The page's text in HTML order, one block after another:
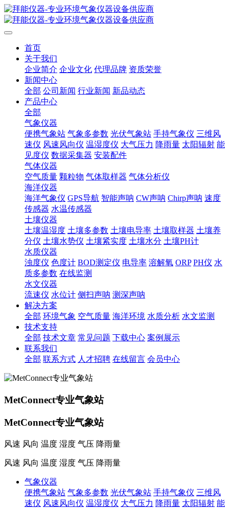
首页
关于我们
企业简介 企业文化 代理品牌 资质荣誉
新闻中心
全部 公司新闻 行业新闻 新品动态
产品中心
全部
气象仪器
便携气象站 气象多参数 光伏气象站 手持气象仪 三维风
速仪 风速风向仪 温湿度仪 大气压力 降雨量 太阳辐射 能
见度仪 数据采集器 安装配件
气体仪器
空气质量 颗粒物 气体取样器 气体分析仪
海洋仪器
海洋气象仪 GPS导航 智能声呐 CW声呐 Chirp声呐 速度
传感器 水温传感器
土壤仪器
土壤温湿度 土壤多参数 土壤电导率 土壤取样器 土壤养
分仪 土壤水势仪 土壤紧实度 土壤水分 土壤PH计
水质仪器
浊度仪 色度计 BOD测定仪 电导率 溶解氧 ORP PH仪 水
质多参数 在线监测
水文仪器
流速仪 水位计 侧扫声呐 测深声呐
解决方案
全部 环境气象 空气质量 海洋环境 水质分析 水文监测
技术支持
全部 技术文章 常见问题 下载中心 案例展示
联系我们
全部 联系方式 人才招聘 在线留言 会员中心
MetConnect专业气象站
MetConnect专业气象站
风速 风向 温度 湿度 气压 降雨量
风速 风向 温度 湿度 气压 降雨量
气象仪器
便携气象站 气象多参数 光伏气象站 手持气象仪 三维风
速仪 风速风向仪 温湿度仪 大气压力 降雨量 太阳辐射 能